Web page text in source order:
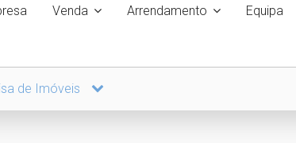
Venda Arrendamento Equipa
de Imóveis